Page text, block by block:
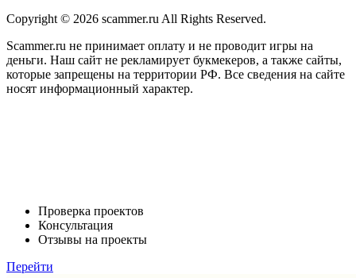
Copyright © 2026 scammer.ru All Rights Reserved.
Scammer.ru не принимает оплату и не проводит игры на
деньги. Наш сайт не рекламирует букмекеров, а также сайты,
которые запрещены на территории РФ. Все сведения на сайте
носят информационный характер.
Проверка проектов
Консультация
Отзывы на проекты
Перейти